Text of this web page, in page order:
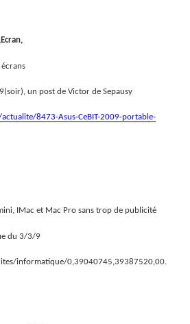
un post de Victor de Sepausy
8473-Asus-CeBIT-2009-portable-
IMac et Mac Pro sans trop de publicité
du 3/3/9
informatique/0,39040745,39387520,00.